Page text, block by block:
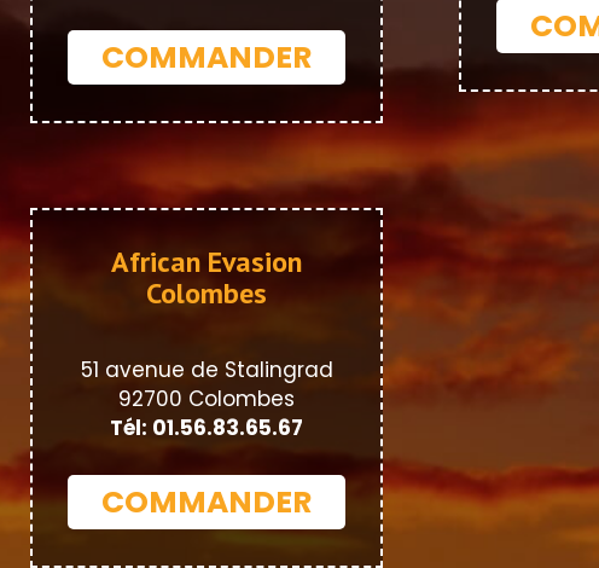
COMMANDER
African Evasion
Colombes
51 avenue de Stalingrad
92700 Colombes
Tél: 01.56.83.65.67
COMMANDER